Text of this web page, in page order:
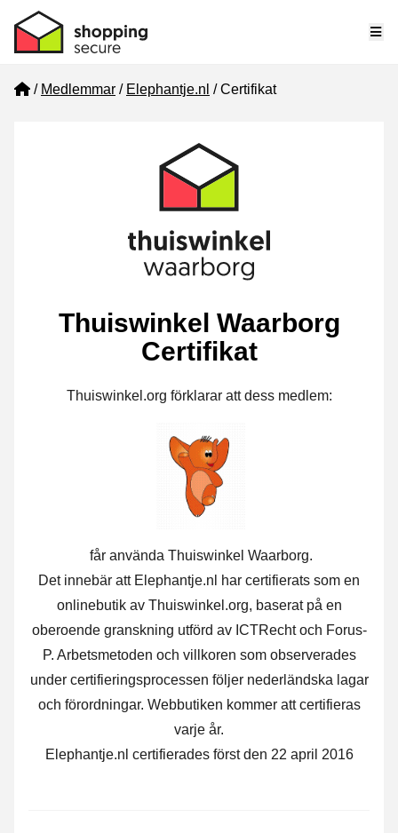
Home
Medlemmar Elephantje.nl Certifikat
Thuiswinkel Waarborg
Certifikat
Thuiswinkel.org förklarar att dess medlem:
får använda Thuiswinkel Waarborg.
Det innebär att Elephantje.nl har certifierats som en
onlinebutik av Thuiswinkel.org, baserat på en
oberoende granskning utförd av ICTRecht och Forus-
P. Arbetsmetoden och villkoren som observerades
under certifieringsprocessen följer nederländska lagar
och förordningar. Webbutiken kommer att certifieras
varje år.
Elephantje.nl certifierades först den 22 april 2016